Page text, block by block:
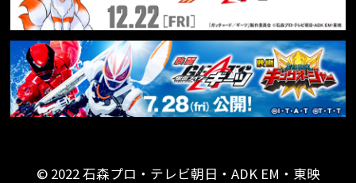
© 2022 石森プロ・テレビ朝日・ADK EM・東映